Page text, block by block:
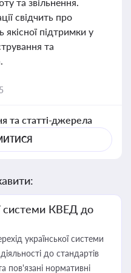
свідчить про
якісної підтримки у
та
та статті-джерела
системи КВЕД до
української системи
до стандартів
пов'язані нормативні